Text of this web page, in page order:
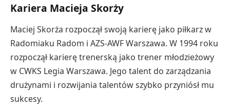
Kariera Macieja Skorży
Maciej Skorża rozpoczął swoją karierę jako piłkarz w
Radomiaku Radom i AZS-AWF Warszawa. W 1994 roku
rozpoczął karierę trenerską jako trener młodzieżowy
w CWKS Legia Warszawa. Jego talent do zarządzania
drużynami i rozwijania talentów szybko przyniósł mu
sukcesy.